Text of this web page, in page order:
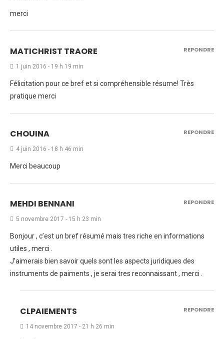
merci
MATICHRIST TRAORE
1 juin 2016 - 19 h 19 min
Félicitation pour ce bref et si compréhensible résume! Très
pratique merci
REPONDRE
CHOUINA
4 juin 2016 - 18 h 46 min
Merci beaucoup
REPONDRE
MEHDI BENNANI
5 novembre 2017 - 15 h 23 min
Bonjour , c’est un bref résumé mais tres riche en informations
utiles , merci .
J’aimerais bien savoir quels sont les aspects juridiques des
instruments de paiments , je serai tres reconnaissant , merci .
REPONDRE
CLPAIEMENTS
14 novembre 2017 - 21 h 26 min
REPONDRE